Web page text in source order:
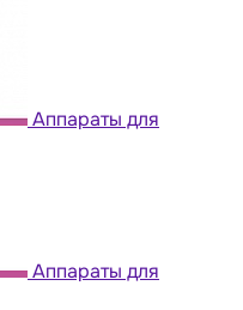
Аппараты для
Аппараты для